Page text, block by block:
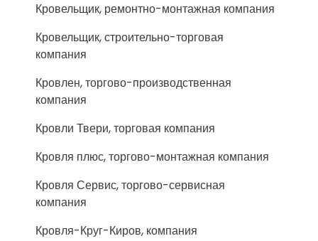
Кровельщик, ремонтно-монтажная компания
Кровельщик, строительно-торговая
компания
Кровлен, торгово-производственная
компания
Кровли Твери, торговая компания
Кровля плюс, торгово-монтажная компания
Кровля Сервис, торгово-сервисная
компания
Кровля-Круг-Киров, компания